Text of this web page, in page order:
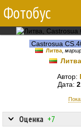
Фотобус
Castrosua
Литва,
Литва
Автор:
Дата:
Оценка +7